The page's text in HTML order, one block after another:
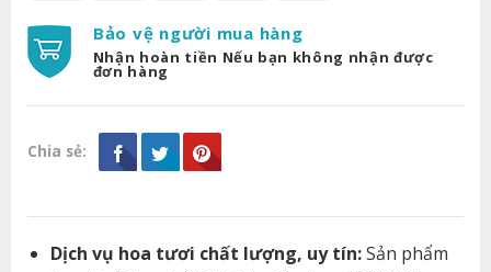
Bảo vệ người mua hàng
Nhận hoàn tiền Nếu bạn không nhận được
đơn hàng
Chia sẻ:
Dịch vụ hoa tươi chất lượng, uy tín:Sản phẩm